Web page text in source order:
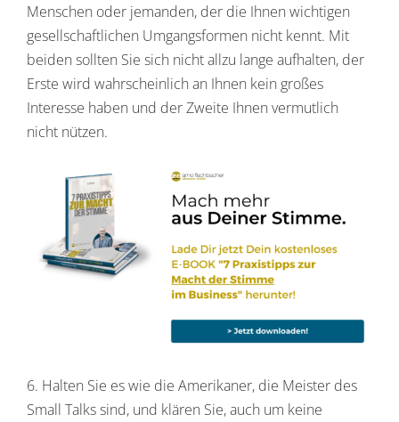
Menschen oder jemanden, der die Ihnen wichtigen
gesellschaftlichen Umgangsformen nicht kennt. Mit
beiden sollten Sie sich nicht allzu lange aufhalten, der
Erste wird wahrscheinlich an Ihnen kein großes
Interesse haben und der Zweite Ihnen vermutlich
nicht nützen.
6. Halten Sie es wie die Amerikaner, die Meister des
Small Talks sind, und klären Sie, auch um keine